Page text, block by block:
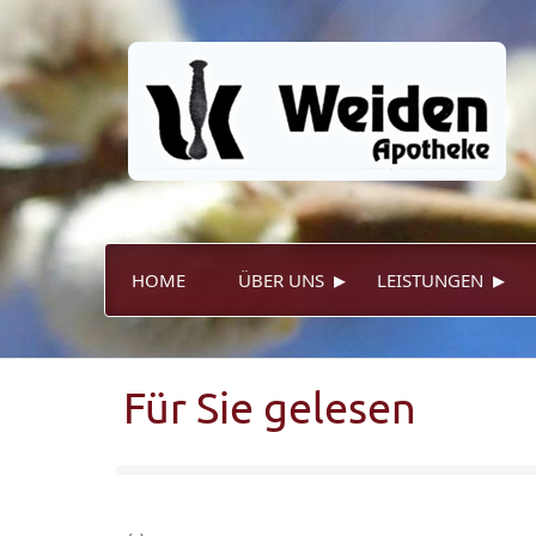
HOME ÜBER UNS ▸ LEISTUNGEN ▸
Für Sie gelesen